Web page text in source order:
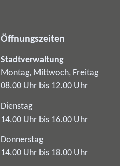
Öffnungszeiten
Stadtverwaltung
Montag, Mittwoch, Freitag
08.00 Uhr bis 12.00 Uhr
Dienstag
14.00 Uhr bis 16.00 Uhr
Donnerstag
14.00 Uhr bis 18.00 Uhr